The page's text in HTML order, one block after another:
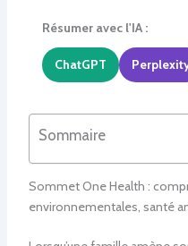
Résumer avec l'IA :
ChatGPT
Sommaire
Sommet One Health :
environnementales, santé